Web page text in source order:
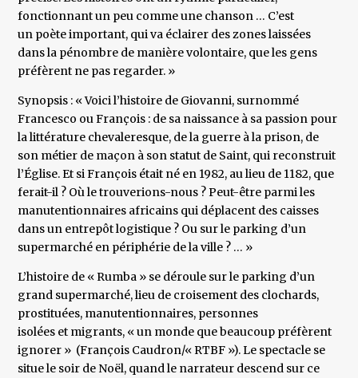
fonctionnant un peu comme une chanson … C’est
un poète important, qui va éclairer des zones laissées
dans la pénombre de manière volontaire, que les gens
préfèrent ne pas regarder. »
Synopsis : « Voici l’histoire de Giovanni, surnommé
Francesco ou François : de sa naissance à sa passion pour
la littérature chevaleresque, de la guerre à la prison, de
son métier de maçon à son statut de Saint, qui reconstruit
l’Église. Et si François était né en 1982, au lieu de 1182, que
ferait-il ? Où le trouverions-nous ? Peut-être parmi les
manutentionnaires africains qui déplacent des caisses
dans un entrepôt logistique ? Ou sur le parking d’un
supermarché en périphérie de la ville ? … »
L’histoire de « Rumba » se déroule sur le parking d’un
grand supermarché, lieu de croisement des clochards,
prostituées, manutentionnaires, personnes
isolées et migrants, « un monde que beaucoup préfèrent
ignorer » (François Caudron/« RTBF »). Le spectacle se
situe le soir de Noël, quand le narrateur descend sur ce